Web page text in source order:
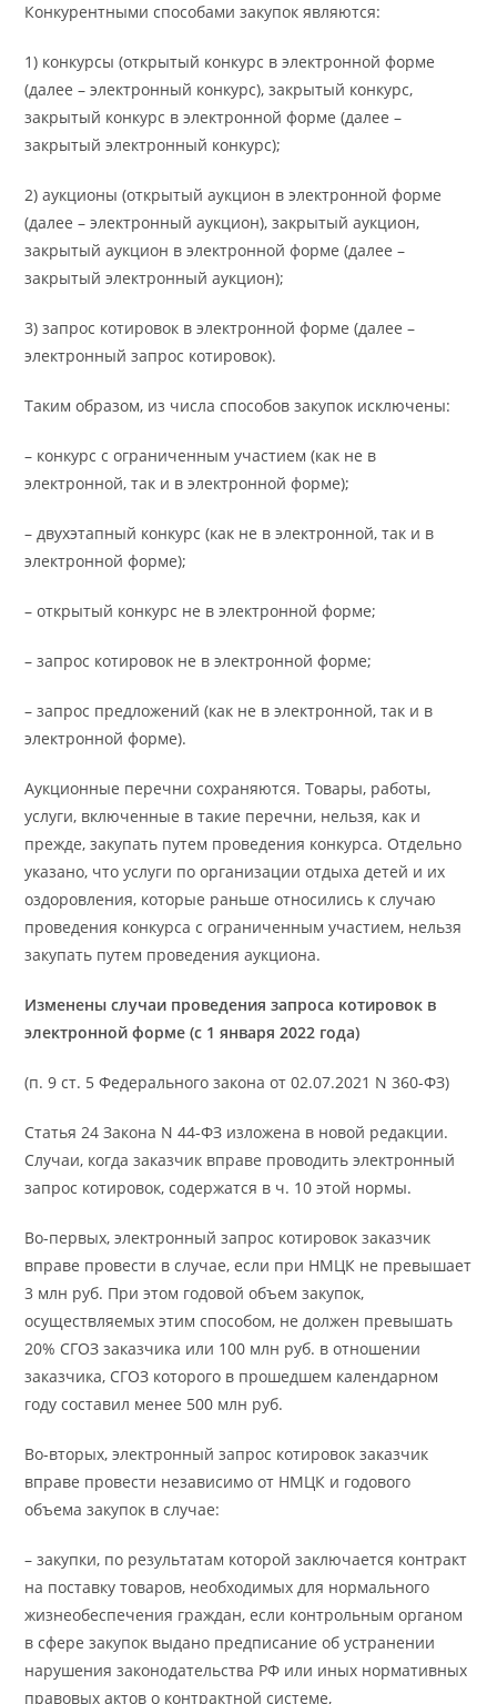
Конкурентными способами закупок являются:
1) конкурсы (открытый конкурс в электронной форме
(далее – электронный конкурс), закрытый конкурс,
закрытый конкурс в электронной форме (далее –
закрытый электронный конкурс);
2) аукционы (открытый аукцион в электронной форме
(далее – электронный аукцион), закрытый аукцион,
закрытый аукцион в электронной форме (далее –
закрытый электронный аукцион);
3) запрос котировок в электронной форме (далее –
электронный запрос котировок).
Таким образом, из числа способов закупок исключены:
– конкурс с ограниченным участием (как не в
электронной, так и в электронной форме);
– двухэтапный конкурс (как не в электронной, так и в
электронной форме);
– открытый конкурс не в электронной форме;
– запрос котировок не в электронной форме;
– запрос предложений (как не в электронной, так и в
электронной форме).
Аукционные перечни сохраняются. Товары, работы,
услуги, включенные в такие перечни, нельзя, как и
прежде, закупать путем проведения конкурса. Отдельно
указано, что услуги по организации отдыха детей и их
оздоровления, которые раньше относились к случаю
проведения конкурса с ограниченным участием, нельзя
закупать путем проведения аукциона.
Изменены случаи проведения запроса котировок в
электронной форме (с 1 января 2022 года)
(п. 9 ст. 5 Федерального закона от 02.07.2021 N 360-ФЗ)
Статья 24 Закона N 44-ФЗ изложена в новой редакции.
Случаи, когда заказчик вправе проводить электронный
запрос котировок, содержатся в ч. 10 этой нормы.
Во-первых, электронный запрос котировок заказчик
вправе провести в случае, если при НМЦК не превышает
3 млн руб. При этом годовой объем закупок,
осуществляемых этим способом, не должен превышать
20% СГОЗ заказчика или 100 млн руб. в отношении
заказчика, СГОЗ которого в прошедшем календарном
году составил менее 500 млн руб.
Во-вторых, электронный запрос котировок заказчик
вправе провести независимо от НМЦК и годового
объема закупок в случае:
– закупки, по результатам которой заключается контракт
на поставку товаров, необходимых для нормального
жизнеобеспечения граждан, если контрольным органом
в сфере закупок выдано предписание об устранении
нарушения законодательства РФ или иных нормативных
правовых актов о контрактной системе,